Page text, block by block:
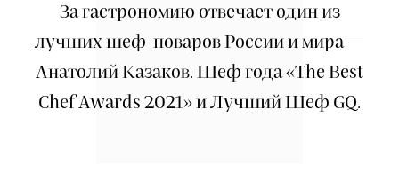
За гастрономию отвечает один из
лучших шеф-поваров России и мира —
Анатолий Казаков. Шеф года «The Best
Chef Awards 2021» и Лучший Шеф GQ.